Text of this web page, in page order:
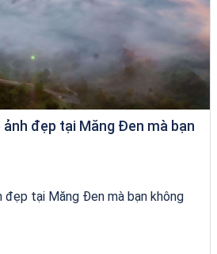
đẹp tại Măng Đen mà bạn
đẹp tại Măng Đen mà bạn không